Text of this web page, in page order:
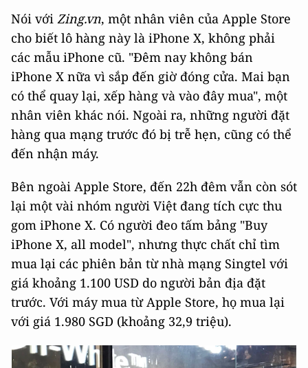
Nói với Zing.vn, một nhân viên của Apple Store
cho biết lô hàng này là iPhone X, không phải
các mẫu iPhone cũ. "Đêm nay không bán
iPhone X nữa vì sắp đến giờ đóng cửa. Mai bạn
có thể quay lại, xếp hàng và vào đây mua", một
nhân viên khác nói. Ngoài ra, những người đặt
hàng qua mạng trước đó bị trễ hẹn, cũng có thể
đến nhận máy.
Bên ngoài Apple Store, đến 22h đêm vẫn còn sót
lại một vài nhóm người Việt đang tích cực thu
gom iPhone X. Có người đeo tấm bảng "Buy
iPhone X, all model", nhưng thực chất chỉ tìm
mua lại các phiên bản từ nhà mạng Singtel với
giá khoảng 1.100 USD do người bản địa đặt
trước. Với máy mua từ Apple Store, họ mua lại
với giá 1.980 SGD (khoảng 32,9 triệu).